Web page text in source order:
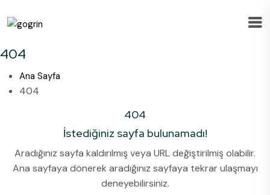
404
Ana Sayfa
404
404
İstediğiniz sayfa bulunamadı!
Aradığınız sayfa kaldırılmış veya URL değiştirilmiş olabilir.
Ana sayfaya dönerek aradığınız sayfaya tekrar ulaşmayı
deneyebilirsiniz.